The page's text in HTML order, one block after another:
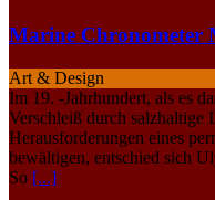
Marine Chronometer
Art & Design
Im 19. -Jahrhundert, als es
Verschleiß durch salzhaltige
Herausforderungen eines
bewältigen, entschied sich
So [...]